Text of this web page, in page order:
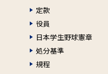
定款
役員
日本学生野球憲章
処分基準
規程